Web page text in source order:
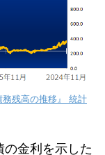
残高の推移』 統計
の金利を示した